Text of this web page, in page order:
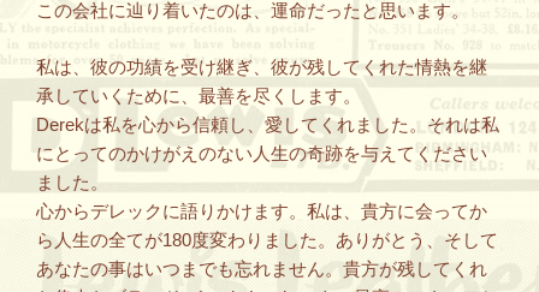
この会社に辿り着いたのは、運命だったと思います。
私は、彼の功績を受け継ぎ、彼が残してくれた情熱を継
承していくために、最善を尽くします。
Derekは私を心から信頼し、愛してくれました。それは私
にとってのかけがえのない人生の奇跡を与えてください
ました。
心からデレックに語りかけます。私は、貴方に会ってか
ら人生の全てが180度変わりました。ありがとう、そして
あなたの事はいつまでも忘れません。貴方が残してくれ